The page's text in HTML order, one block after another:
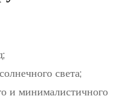
света;
и минималистичного